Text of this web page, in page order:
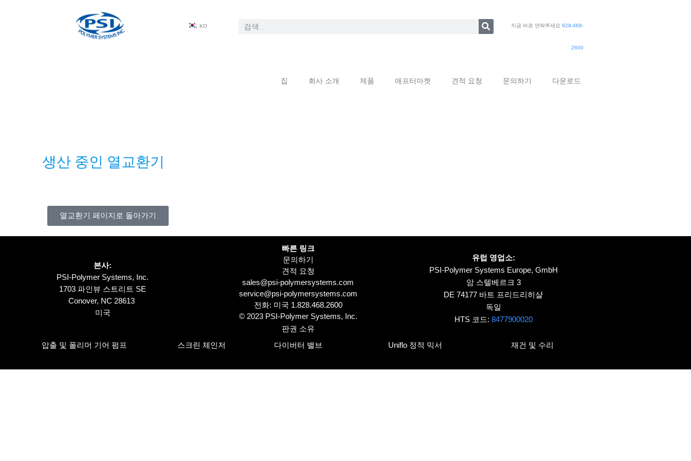
KO 지금 바로 연락주세요828-468-
2600
집 회사 소개 제품 애프터마켓 견적 요청 문의하기 다운로드
생산 중인 열교환기
열교환기 페이지로 돌아가기
본사:
PSI-Polymer Systems, Inc.
1703 파인뷰 스트리트 SE
Conover, NC 28613
미국
빠른 링크
문의하기
견적 요청
sales@psi-polymersystems.com
service@psi-polymersystems.com
전화: 미국 1.828.468.2600
© 2023 PSI-Polymer Systems, Inc.
판권 소유
유럽 영업소:
PSI-Polymer Systems Europe, GmbH
암 스텔베르크 3
DE 74177 바트 프리드리히샬
독일
HTS 코드: 8477900020
압출 및 폴리머 기어 펌프 스크린 체인저 다이버터 밸브 Uniflo 정적 믹서 재건 및 수리